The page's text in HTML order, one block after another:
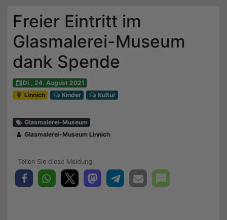
Freier Eintritt im
Glasmalerei-Museum
dank Spende
Di., 24. August 2021
Linnich
Kinder Kultur
Glasmalerei-Museum
Glasmalerei-Museum Linnich